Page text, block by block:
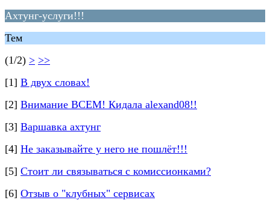
Ахтунг-услуги!!!
Тем
(1/2) > >>
[1] В двух словах!
[2] Внимание ВСЕМ! Кидала alexand08!!
[3] Варшавка ахтунг
[4] Не заказывайте у него не пошлёт!!!
[5] Стоит ли связываться с комиссионками?
[6] Отзыв о "клубных" сервисах